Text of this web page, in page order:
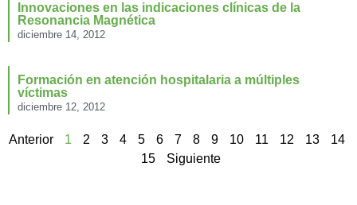
Innovaciones en las indicaciones clínicas de la
Resonancia Magnética
diciembre 14, 2012
Formación en atención hospitalaria a múltiples
víctimas
diciembre 12, 2012
Anterior 1 2 3 4 5 6 7 8 9 10 11 12 13
14
15
Siguiente